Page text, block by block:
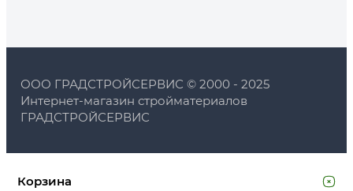
ООО ГРАДСТРОЙСЕРВИС © 2000 - 2025
Интернет-магазин стройматериалов
ГРАДСТРОЙСЕРВИС
Корзина